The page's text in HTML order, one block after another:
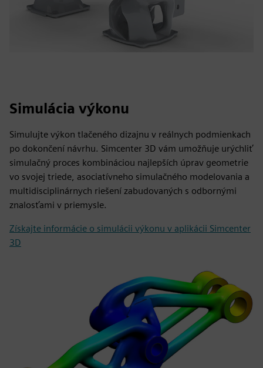
Simulácia výkonu
Simulujte výkon tlačeného dizajnu v reálnych podmienkach
po dokončení návrhu. Simcenter 3D vám umožňuje urýchliť
simulačný proces kombináciou najlepších úprav geometrie
vo svojej triede, asociatívneho simulačného modelovania a
multidisciplinárnych riešení zabudovaných s odbornými
znalosťami v priemysle.
Získajte informácie o simulácii výkonu v aplikácii Simcenter
3D